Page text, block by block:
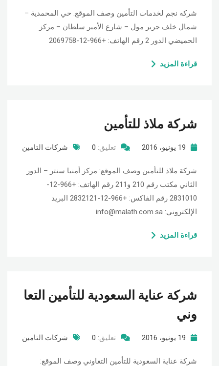
شركه نجم لخدمات التأمين وصف الموقع: حي المحمدية –
شمال خلف جرير مول – شارع الأمير سلطان – مركز
الحميضي الدور 2 رقم الهاتف: +966-12-2069758
قراءة المزيد
شركة ملاذ للتأمين
19 يونيو، 2016 تعليق: 0 شركات التامين
شركة ملاذ للتأمين وصف الموقع: مركز أمنيا سنتر – الدور
الثاني مكتب رقم 210 و211 رقم الهاتف: +966-12-
2831010 رقم الفاكس: +966-12-2832121 البريد
الإلكتروني: info@malath.com.sa
قراءة المزيد
شركة عناية السعودية للتأمين التعا
وني
19 يونيو، 2016 تعليق: 0 شركات التامين
شركة عناية السعودية للتأمين التعاوني وصف الموقع: